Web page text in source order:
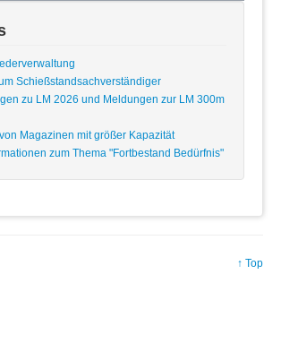
Schießstandsachverständiger
zu LM 2026 und Meldungen zur LM 300m
Magazinen mit größer Kapazität
zum Thema "Fortbestand Bedürfnis"
↑ Top